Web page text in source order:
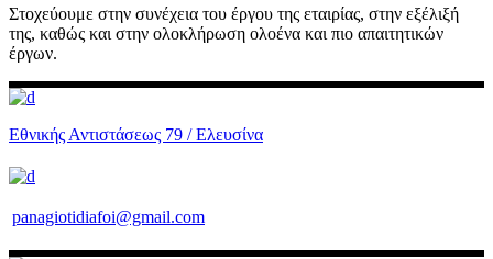
Στοχεύουμε στην συνέχεια του έργου της εταιρίας, στην εξέλιξή
της, καθώς και στην ολοκλήρωση ολοένα και πιο απαιτητικών
έργων.
Εθνικής Αντιστάσεως 79 / Ελευσίνα
panagiotidiafoi@gmail.com